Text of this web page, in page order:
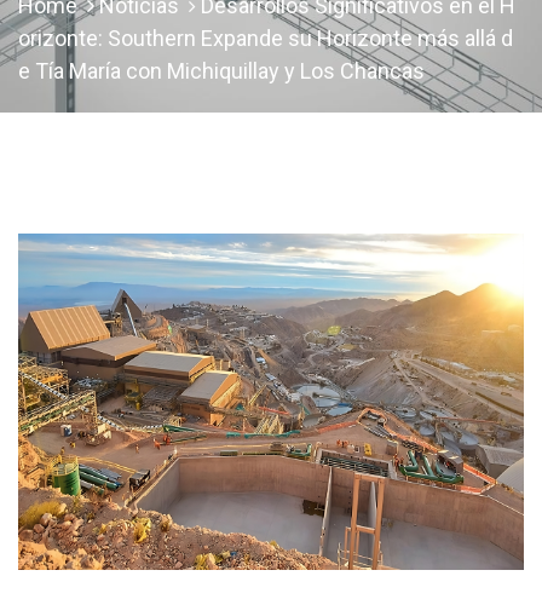
orizonte: Southern Expande su Horizonte más allá d
e Tía María con Michiquillay y Los Chancas